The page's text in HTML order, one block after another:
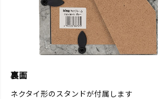
裏面
ネクタイ形のスタンドが付属します